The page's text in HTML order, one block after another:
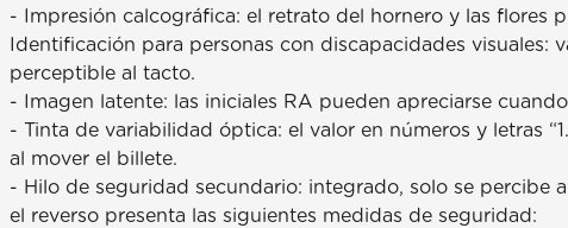
- Impresión calcográfica: el retrato del hornero y las flores
Identificación para personas con discapacidades visuales:
perceptible al tacto.
- Imagen latente: las iniciales RA pueden apreciarse
- Tinta de variabilidad óptica: el valor en números y letras
al mover el billete.
- Hilo de seguridad secundario: integrado, solo se percibe
el reverso presenta las siguientes medidas de seguridad: